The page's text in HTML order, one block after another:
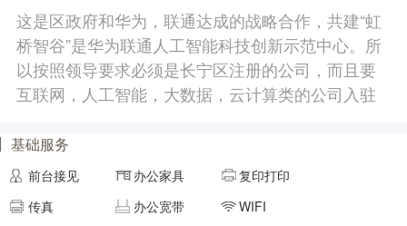
面积40㎡剩余 5间
面积 50㎡ 剩余 4间
这是区政府和华为，联通达成的战略合作，共建“虹
桥智谷”是华为联通人工智能科技创新示范中心。所
以按照领导要求必须是长宁区注册的公司，而且要
互联网，人工智能，大数据，云计算类的公司入驻
基础服务
前台接见 办公家具
复印打印
传真
办公宽带
WIFI